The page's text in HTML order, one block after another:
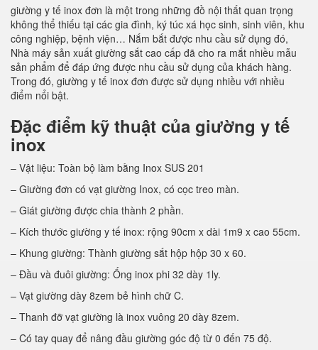
giường y tế inox đơn là một trong những đồ nội thất quan trọng
không thể thiếu tại các gia đình, ký túc xá học sinh, sinh viên, khu
công nghiệp, bệnh viện… Nắm bắt được nhu cầu sử dụng đó,
Nhà máy sản xuất giường sắt cao cấp đã cho ra mắt nhiều mẫu
sản phẩm để đáp ứng được nhu cầu sử dụng của khách hàng.
Trong đó, giường y tế inox đơn được sử dụng nhiều với nhiều
điểm nổi bật.
Đặc điểm kỹ thuật của giường y tế
inox
– Vật liệu: Toàn bộ làm bằng Inox SUS 201
– Giường đơn có vạt giường Inox, có cọc treo màn.
– Giát giường được chia thành 2 phần.
– Kích thước giường y tế inox: rộng 90cm x dài 1m9 x cao 55cm.
– Khung giường: Thành giường sắt hộp hộp 30 x 60.
– Đầu và đuôi giường: Ống inox phi 32 dày 1ly.
– Vạt giường dày 8zem bẻ hình chữ C.
– Thanh đỡ vạt giường là inox vuông 20 dày 8zem.
– Có tay quay để nâng đầu giường góc độ từ 0 đến 75 độ.